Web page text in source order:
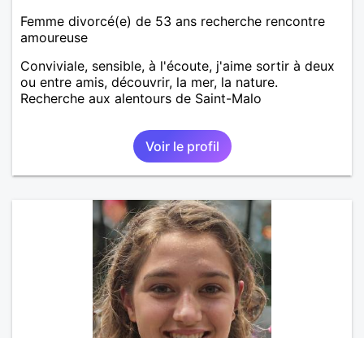
Femme divorcé(e) de 53 ans recherche rencontre
amoureuse
Conviviale, sensible, à l'écoute, j'aime sortir à deux
ou entre amis, découvrir, la mer, la nature.
Recherche aux alentours de Saint-Malo
Voir le profil